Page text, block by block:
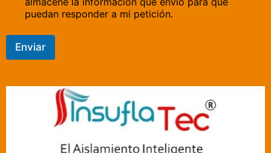
puedan responder a mi petición.
Enviar